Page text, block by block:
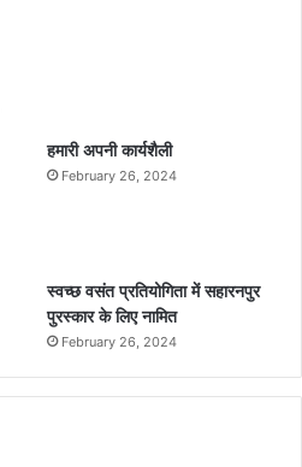
A
हमारी अपनी कार्यशैली
February 26, 2024
स्वच्छ वसंत प्रतियोगिता में सहारनपुर
पुरस्कार के लिए नामित
February 26, 2024